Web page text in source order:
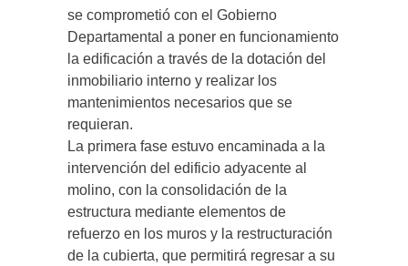
se comprometió con el Gobierno
Departamental a poner en funcionamiento
la edificación a través de la dotación del
inmobiliario interno y realizar los
mantenimientos necesarios que se
requieran.
La primera fase estuvo encaminada a la
intervención del edificio adyacente al
molino, con la consolidación de la
estructura mediante elementos de
refuerzo en los muros y la restructuración
de la cubierta, que permitirá regresar a su